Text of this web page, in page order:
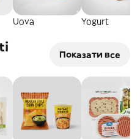
Uova Yogurt
Показати все